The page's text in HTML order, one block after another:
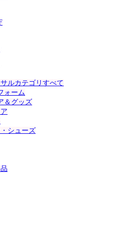
ルカテゴリすべて
ォーム
＆グッズ
シューズ